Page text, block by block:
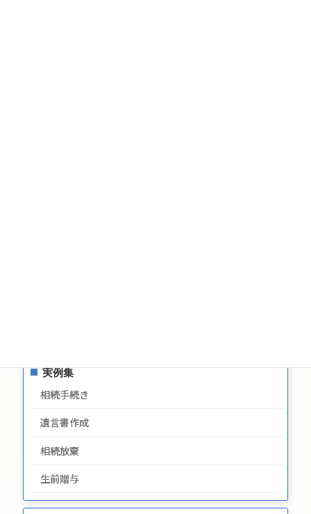
実例集
相続手続き
遺言書作成
相続放棄
生前贈与